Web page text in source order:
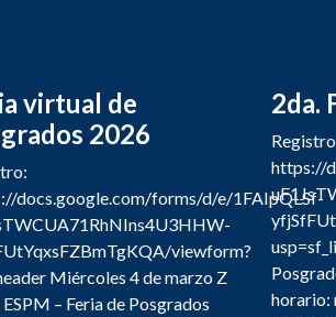
virtual de
2026
docs.google.com/forms/d/e/1FAIpQLSf-
viewform?
Miércoles 4 de marzo Z
ESPM – Feria de Posgrados
2da.
Registro
https://
horario: